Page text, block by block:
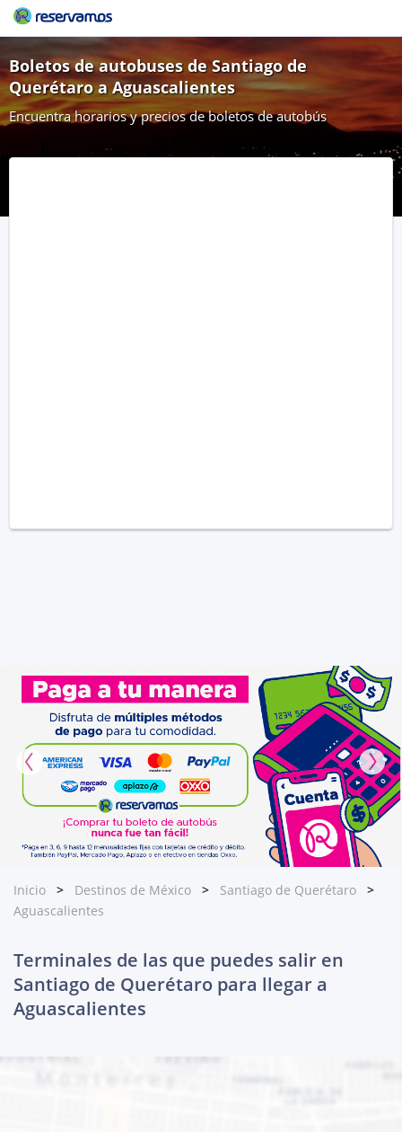
Boletos de autobuses de Santiago de
Querétaro a Aguascalientes
Encuentra horarios y precios de boletos de autobús
Inicio Destinos de México
Santiago de Querétaro
Aguascalientes
Terminales de las que puedes salir en
Santiago de Querétaro para llegar a
Aguascalientes